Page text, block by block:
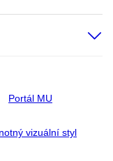
Portál MU
vizuální styl